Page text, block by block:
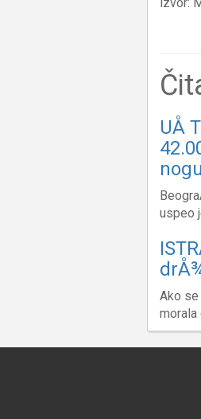
UÅ
nogu
uspeo
Ako se
morala